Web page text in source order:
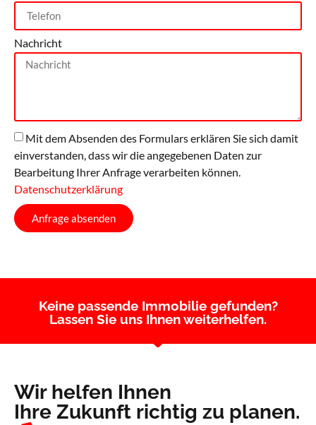
Nachricht
Mit dem Absenden des Formulars erklären Sie sich damit
einverstanden, dass wir die angegebenen Daten zur
Bearbeitung Ihrer Anfrage verarbeiten können.
Datenschutzerklärung
Anfrage absenden
Keine passende Immobilie gefunden?
Lassen Sie uns Ihnen weiterhelfen.
Wir helfen Ihnen
Ihre Zukunft richtig zu planen.